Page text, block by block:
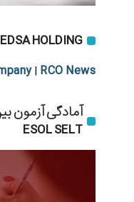
HOLDING
| RCO News
آمادگی آزمون
ESOL SELT